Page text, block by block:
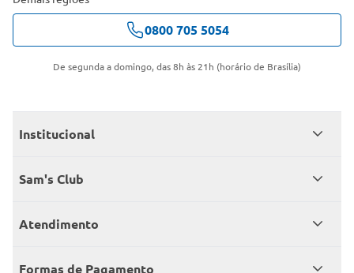
0800 705 5054
De segunda a domingo, das 8h às 21h (horário de Brasília)
Institucional
Quem somos
Encontre um Clube
Sam's Club
Seja sócio
Atendimento
Fale conosco
Formas de Pagamento